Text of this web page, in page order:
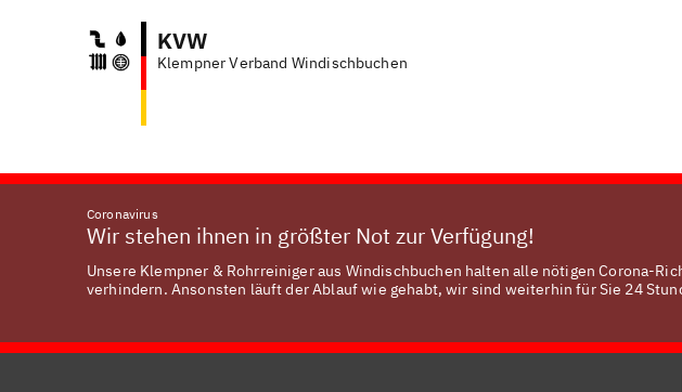
KVW
Klempner Verband Windischbuchen
Coronavirus
Wir stehen ihnen in größter Not zur Verfügung!
Unsere Klempner & Rohrreiniger aus Windischbuchen halten alle nötigen Corona-
verhindern. Ansonsten läuft der Ablauf wie gehabt, wir sind weiterhin für Sie 24